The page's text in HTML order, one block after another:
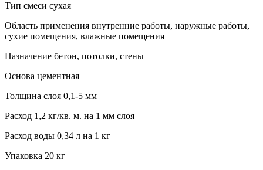
Тип смеси сухая
Область применения внутренние работы, наружные работы,
сухие помещения, влажные помещения
Назначение бетон, потолки, стены
Основа цементная
Толщина слоя 0,1-5 мм
Расход 1,2 кг/кв. м. на 1 мм слоя
Расход воды 0,34 л на 1 кг
Упаковка 20 кг